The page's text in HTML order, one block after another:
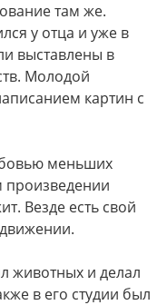
там же.
у отца и уже в
выставлены в
Молодой
картин с
меньших
произведении
Везде есть свой
животных и делал
в его студии был